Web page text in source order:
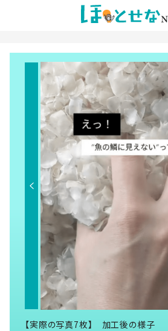
【実際の写真7枚】 加工後の様子